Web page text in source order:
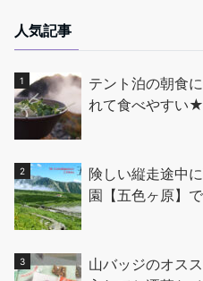
人気記事
テント泊の朝食
れて食べやすい
険しい縦走途中
園【五色ヶ原】
山バッジのオス